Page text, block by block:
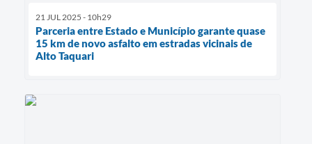
21 JUL 2025 - 10h29
Parceria entre Estado e Município garante quase
15 km de novo asfalto em estradas vicinais de
Alto Taquari